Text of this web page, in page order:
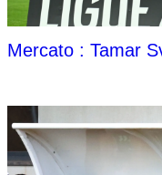
Mercato : Tamar